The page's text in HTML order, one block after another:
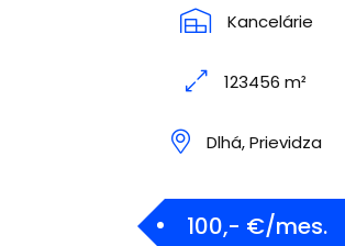
Kancelárie
123456 m²
Dlhá, Prievidza
100,- €/mes.